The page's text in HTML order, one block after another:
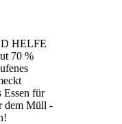
HELFE
70 %
Essen für
dem Müll -